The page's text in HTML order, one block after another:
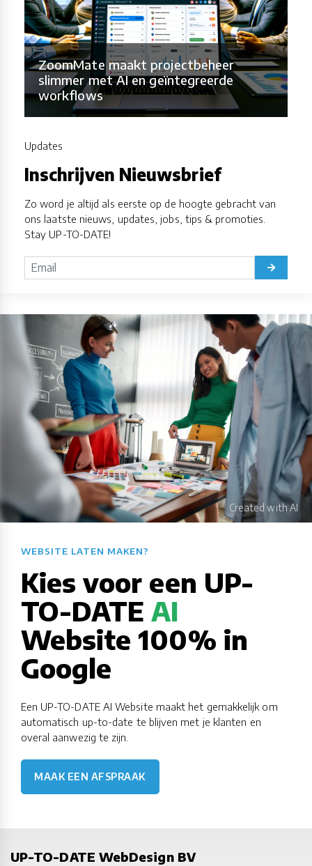
ZoomMate maakt projectbeheer
slimmer met AI en geïntegreerde
workflows
Updates
Inschrijven Nieuwsbrief
Zo word je altijd als eerste op de hoogte gebracht van
ons laatste nieuws, updates, jobs, tips & promoties.
Stay UP-TO-DATE!
WEBSITE LATEN MAKEN?​​​​​​​​​​​​​​
Kies voor een UP-
TO-DATE AI
Website 100% in
Google
Een UP-TO-DATE AI Website maakt het gemakkelijk om
automatisch up-to-date te blijven met je klanten en
overal aanwezig te zijn.
MAAK EEN AFSPRAAK
UP-TO-DATE WebDesign BV